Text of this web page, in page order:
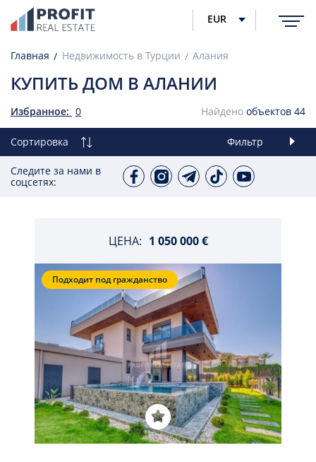
EUR
Главная Недвижимость в Турции Алания
КУПИТЬ ДОМ В АЛАНИИ
Избранное: 0 Найдено объектов 44
Сортировка Фильтр
Следите за нами в
соцсетях:
ЦЕНА: 1 050 000 €
Подходит под гражданство